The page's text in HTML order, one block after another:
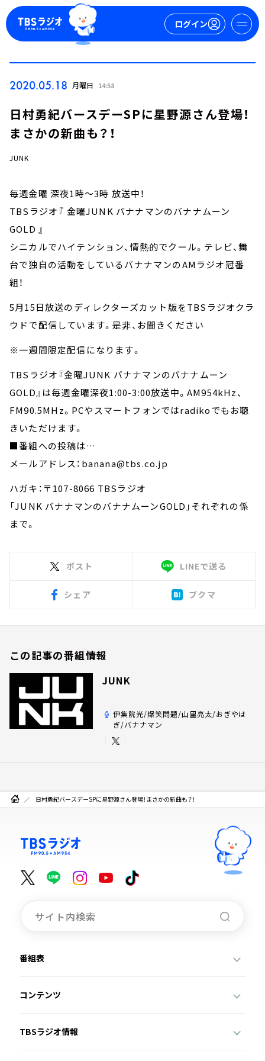
ログイン
今日の番組表
週間番組表
トピックス
TBS Podcast
お知らせ
YouTube
会社情報
2020.05.18 月曜日 14:58
日村勇紀バースデーSPに星野源さん登場！
まさかの新曲も？！
JUNK
毎週金曜 深夜1時～3時 放送中！
TBSラジオ『 金曜JUNK バナナマンのバナナムーン
GOLD 』
シニカルでハイテンション、情熱的でクール。テレビ、舞
台で独自の活動をしているバナナマンのAMラジオ冠番
組！
5月15日放送のディレクターズカット版をTBSラジオクラ
ウドで配信しています。是非、お聞きください
※一週間限定配信になります。
TBSラジオ『金曜JUNK バナナマンのバナナムーン
GOLD』は毎週金曜深夜1:00-3:00放送中。AM954kHz、
FM90.5MHz。PCやスマートフォンではradikoでもお聴
きいただけます。
■番組への投稿は…
メールアドレス：banana@tbs.co.jp
ハガキ：〒107-8066 TBSラジオ
「JUNK バナナマンのバナナムーンGOLD」それぞれの係
まで。
ポスト LINEで送る
シェア ブクマ
この記事の番組情報
JUNK
伊集院光/爆笑問題/山里亮太/おぎやは
ぎ/バナナマン
日村勇紀バースデーSPに星野源さん登場！まさかの新曲も？！
番組表
コンテンツ
TBSラジオ情報